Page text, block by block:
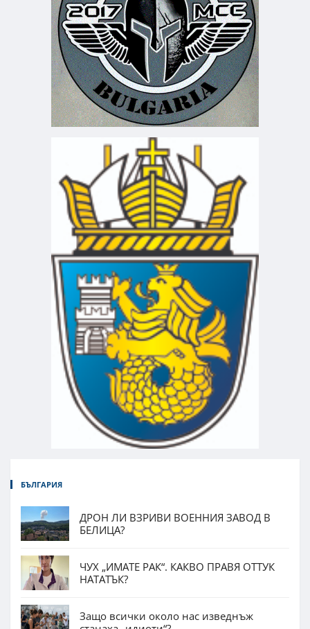
БЪЛГАРИЯ
ДРОН ЛИ ВЗРИВИ ВОЕННИЯ ЗАВОД В
БЕЛИЦА?
ЧУХ „ИМАТЕ РАК“. КАКВО ПРАВЯ ОТТУК
НАТАТЪК?
Защо всички около нас изведнъж